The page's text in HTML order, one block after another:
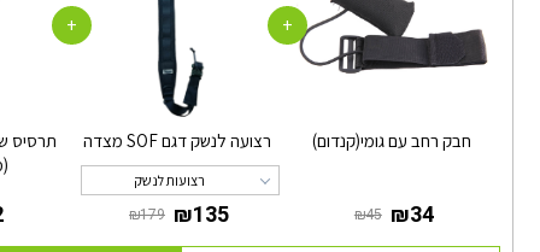
חבק רחב עם גומי(קנדום)
‏45 ₪ ‏34 ₪
+
רצועה לנשק דגם SOF מצדה
רצועות לנשק
+